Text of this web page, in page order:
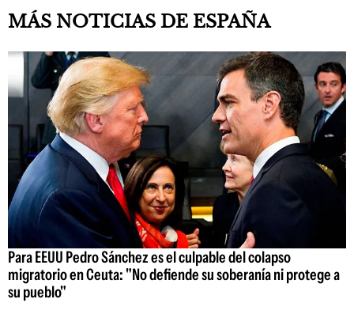
MÁS NOTICIAS DE ESPAÑA
Para EEUU Pedro Sánchez es el culpable del colapso
migratorio en Ceuta: "No defiende su soberanía ni protege a
su pueblo"